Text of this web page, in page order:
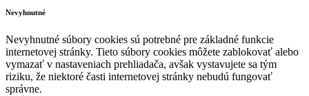
Nevyhnutné
Nevyhnutné súbory cookies sú potrebné pre základné funkcie
internetovej stránky. Tieto súbory cookies môžete zablokovať alebo
vymazať v nastaveniach prehliadača, avšak vystavujete sa tým
riziku, že niektoré časti internetovej stránky nebudú fungovať
správne.